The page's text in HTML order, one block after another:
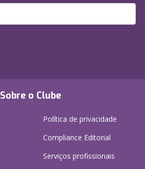
Sobre o Clube
Política de privacidade
Compliance Editorial
Serviços profissionais